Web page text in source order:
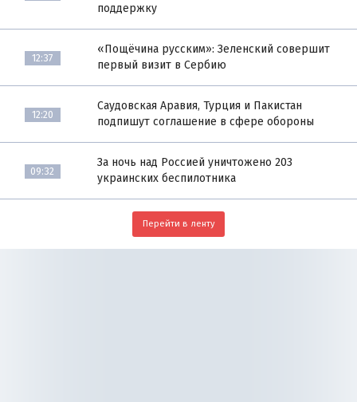
поддержку
12:37
«Пощёчина русским»: Зеленский совершит
первый визит в Сербию
12:20
Саудовская Аравия, Турция и Пакистан
подпишут соглашение в сфере обороны
09:32
За ночь над Россией уничтожено 203
украинских беспилотника
Перейти в ленту